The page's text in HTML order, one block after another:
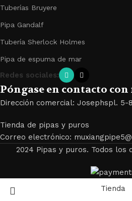
Tuberías Bruyere
Pipa Gandalf
Tubería Sherlock Holmes
Pipa de espuma de mar
Redes sociales:
Póngase en contacto
Dirección comercial: Josephspl. 5-
Tienda de pipas y puros
Correo electrónico:
2024 Pipas y puros. Todos los
Tienda